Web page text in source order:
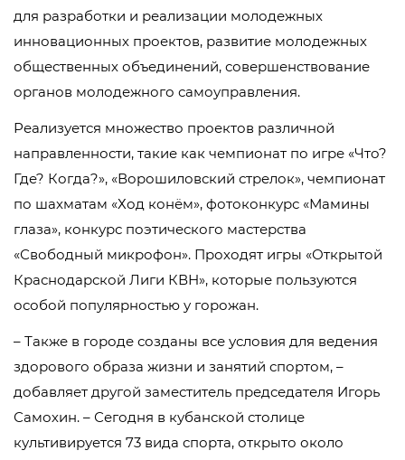
для разработки и реализации молодежных
инновационных проектов, развитие молодежных
общественных объединений, совершенствование
органов молодежного самоуправления.
Реализуется множество проектов различной
направленности, такие как чемпионат по игре «Что?
Где? Когда?», «Ворошиловский стрелок», чемпионат
по шахматам «Ход конём», фотоконкурс «Мамины
глаза», конкурс поэтического мастерства
«Свободный микрофон». Проходят игры «Открытой
Краснодарской Лиги КВН», которые пользуются
особой популярностью у горожан.
– Также в городе созданы все условия для ведения
здорового образа жизни и занятий спортом, –
добавляет другой заместитель председателя Игорь
Самохин. – Сегодня в кубанской столице
культивируется 73 вида спорта, открыто около